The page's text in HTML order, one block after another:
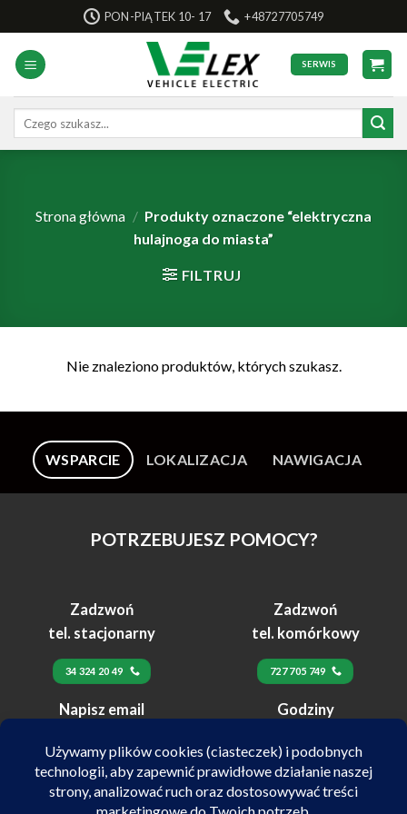
to
content
PON-PIĄTEK 10- 17 +48727705749
SERWIS
Strona główna / Produkty oznaczone “elektryczna
hulajnoga do miasta”
FILTRUJ
Nie znaleziono produktów, których szukasz.
WSPARCIE LOKALIZACJA NAWIGACJA
POTRZEBUJESZ POMOCY?
Zadzwoń
tel. stacjonarny
34 324 20 49
Zadzwoń
tel. komórkowy
727 705 749
Napisz email
biuro@velex.pl
Godziny
pn-pt 10:00-17:00